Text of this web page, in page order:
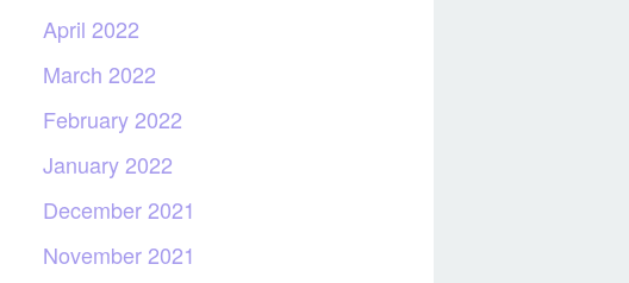
April 2022
March 2022
February 2022
January 2022
December 2021
November 2021